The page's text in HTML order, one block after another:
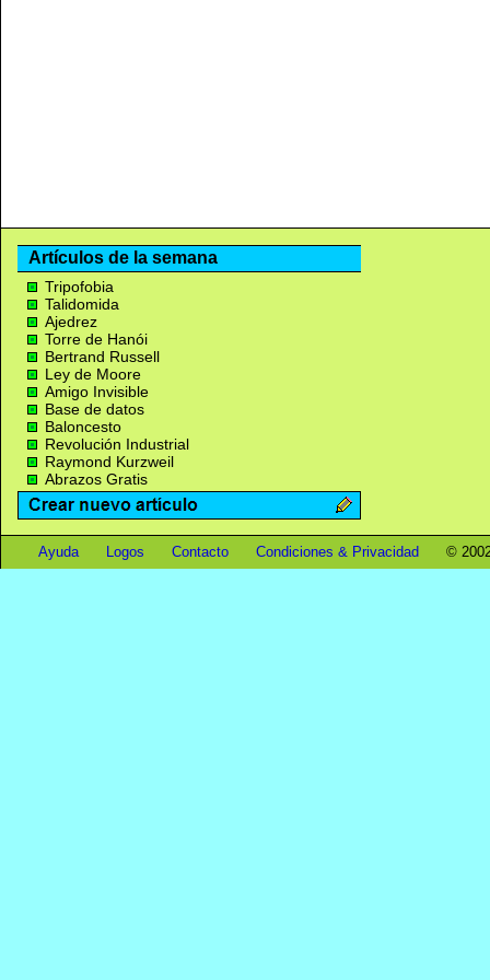
Artículos de la semana
Tripofobia
Talidomida
Ajedrez
Torre de Hanói
Bertrand Russell
Ley de Moore
Amigo Invisible
Base de datos
Baloncesto
Revolución Industrial
Raymond Kurzweil
Abrazos Gratis
Ayuda Logos Contacto Condiciones & Privacidad ©